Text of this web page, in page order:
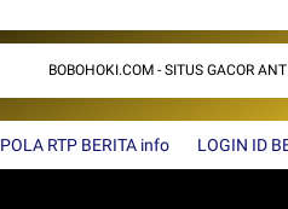
BOBOHOKI.COM - SITUS GACOR ANTI
POLA RTP BERITA info LOGIN ID